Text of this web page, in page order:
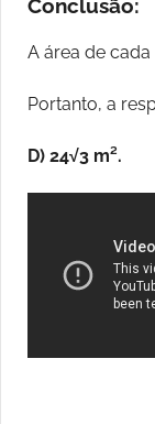
Conclusão:
A área de
Portanto, a
D) 24√3 m².